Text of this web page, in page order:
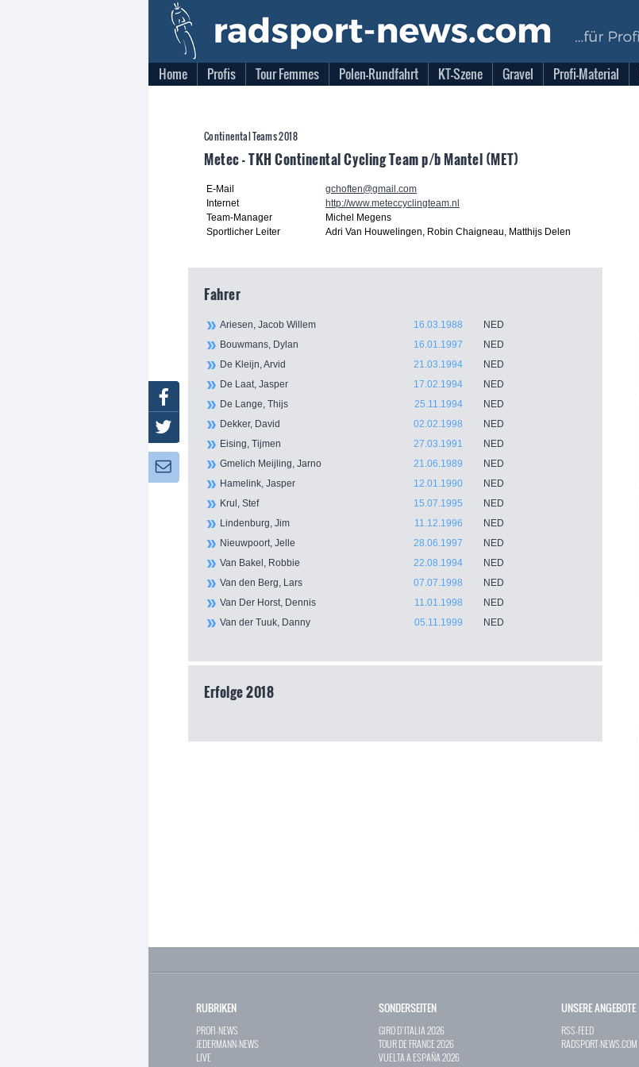
Home Profis Tour Femmes Polen-Rundfahrt KT-Szene Gravel Profi-Material
Continental Teams 2018
Metec - TKH Continental Cycling Team p/b Mantel (MET)
E-Mail
gchoften@gmail.com
Internet
http://www.meteccyclingteam.nl
Team-Manager
Michel Megens
Sportlicher Leiter
Adri Van Houwelingen, Robin Chaigneau, Matthijs Delen
Fahrer
Ariesen, Jacob Willem 16.03.1988
NED
Bouwmans, Dylan
16.01.1997
NED
De Kleijn, Arvid
21.03.1994
NED
De Laat, Jasper
17.02.1994
NED
De Lange, Thijs
25.11.1994
NED
Dekker, David
02.02.1998
NED
Eising, Tijmen
27.03.1991
NED
Gmelich Meijling, Jarno
21.06.1989
NED
Hamelink, Jasper
12.01.1990
NED
Krul, Stef
15.07.1995
NED
Lindenburg, Jim
11.12.1996
NED
Nieuwpoort, Jelle
28.06.1997
NED
Van Bakel, Robbie
22.08.1994
NED
Van den Berg, Lars
07.07.1998
NED
Van Der Horst, Dennis
11.01.1998
NED
Van der Tuuk, Danny
05.11.1999 NED
Erfolge 2018
Twitter
Newsletter:
RUBRIKEN
PROFI-NEWS
JEDERMANN-NEWS
LIVE
SONDERSEITEN
GIRO D`ITALIA 2026
TOUR DE FRANCE 2026
VUELTA A ESPAÑA 2026
UNSERE ANGEBOTE
RSS-FEED
RADSPORT-NEWS.COM